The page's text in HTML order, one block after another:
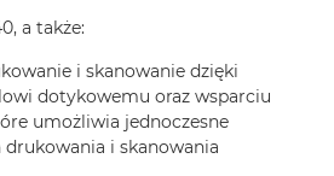
a także:
i skanowanie dzięki
dotykowemu oraz wsparciu
umożliwia jednoczesne
drukowania i skanowania